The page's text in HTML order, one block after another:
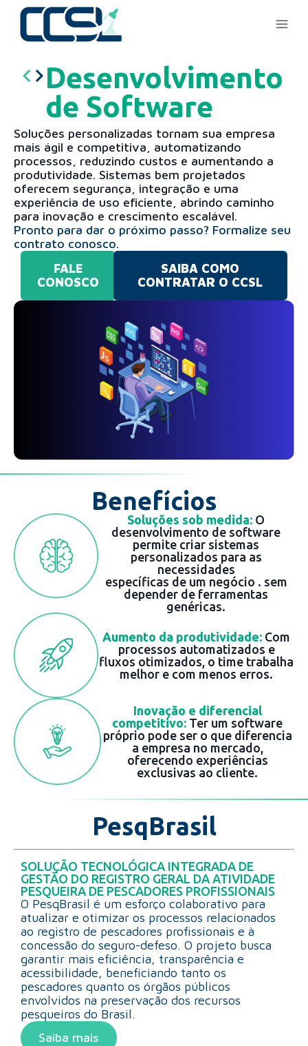
Desenvolvimento
de Software​
Soluções personalizadas tornam sua empresa
mais ágil e competitiva, automatizando
processos, reduzindo custos e aumentando a
produtividade. Sistemas bem projetados
oferecem segurança, integração e uma
experiência de uso eficiente, abrindo caminho
para inovação e crescimento escalável.
Pronto para dar o próximo passo? Formalize seu
contrato conosco.​
FALE
CONOSCO
SAIBA COMO
CONTRATAR O CCSL
Benefícios
Soluções sob medida: O
desenvolvimento de software
permite criar sistemas
personalizados para as
necessidades
específicas de um negócio . sem
depender de ferramentas
genéricas.
Aumento da produtividade: Com
processos automatizados e
fluxos otimizados, o time trabalha
melhor e com menos erros.
Inovação e diferencial
competitivo: Ter um software
próprio pode ser o que diferencia
a empresa no mercado,
oferecendo experiências
exclusivas ao cliente.
PesqBrasil
SOLUÇÃO TECNOLÓGICA INTEGRADA DE
GESTÃO DO REGISTRO GERAL DA ATIVIDADE
PESQUEIRA DE PESCADORES PROFISSIONAIS
O PesqBrasil é um esforço colaborativo para
atualizar e otimizar os processos relacionados
ao registro de pescadores profissionais e à
concessão do seguro-defeso. O projeto busca
garantir mais eficiência, transparência e
acessibilidade, beneficiando tanto os
pescadores quanto os órgãos públicos
envolvidos na preservação dos recursos
pesqueiros do Brasil.
Saiba mais